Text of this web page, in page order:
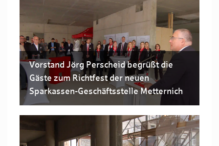
Vorstand Jörg Perscheid begrüßt die
Gäste zum Richtfest der neuen
Sparkassen-Geschäftsstelle Metternich